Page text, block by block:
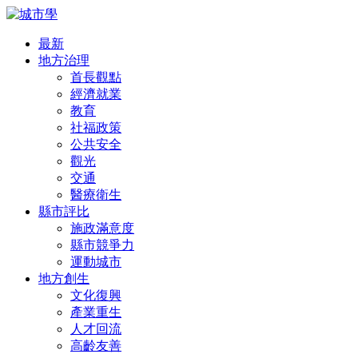
最新
地方治理
首長觀點
經濟就業
教育
社福政策
公共安全
觀光
交通
醫療衛生
縣市評比
施政滿意度
縣市競爭力
運動城市
地方創生
文化復興
產業重生
人才回流
高齡友善